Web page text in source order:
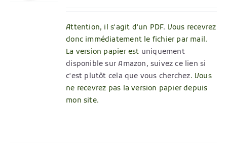
Attention, il s'agit d'un PDF. Vous recevrez
donc immédiatement le fichier par mail.
La version papier est uniquement
disponible sur Amazon, suivez ce lien si
c'est plutôt cela que vous cherchez. Vous
ne recevrez pas la version papier depuis
mon site.